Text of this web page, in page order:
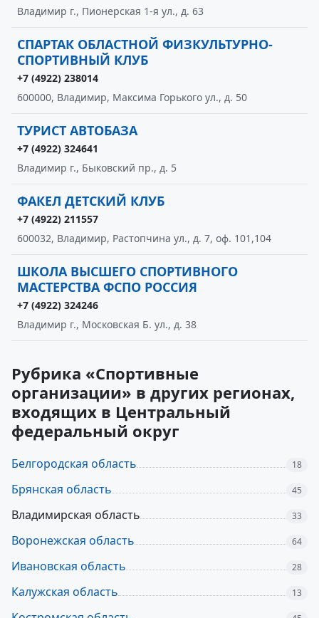
Владимир г., Пионерская 1-я ул., д. 63
СПАРТАК ОБЛАСТНОЙ ФИЗКУЛЬТУРНО-
СПОРТИВНЫЙ КЛУБ
+7 (4922) 238014
600000, Владимир, Максима Горького ул., д. 50
ТУРИСТ АВТОБАЗА
+7 (4922) 324641
Владимир г., Быковский пр., д. 5
ФАКЕЛ ДЕТСКИЙ КЛУБ
+7 (4922) 211557
600032, Владимир, Растопчина ул., д. 7, оф. 101,104
ШКОЛА ВЫСШЕГО СПОРТИВНОГО
МАСТЕРСТВА ФСПО РОССИЯ
+7 (4922) 324246
Владимир г., Московская Б. ул., д. 38
Рубрика «Спортивные
организации» в других регионах,
входящих в Центральный
федеральный округ
Белгородская область 18
Брянская область 45
Владимирская область 33
Воронежская область 64
Ивановская область 28
Калужская область 13